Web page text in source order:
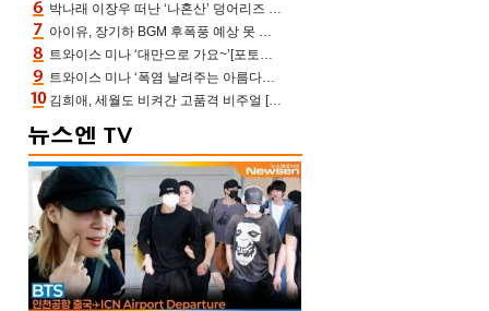
박나래 이장우 떠난 ‘나혼산’ 덩어리즈 왔다, 1인 1케이크에 팜유 전현무 충격[어제TV]
아이유, 장기하 BGM 후폭풍 예상 못 했나‥삭제 오보→윤가이까지 엮여 시끌
트와이스 미나 ‘대만으로 가요~’[포토엔HD]
트와이스 미나 ‘폭염 날려주는 아름다움’[포토엔HD]
김희애, 세월도 비켜간 고품격 비주얼 [포토엔HD]